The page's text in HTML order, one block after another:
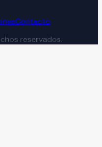
Contacto
reservados.